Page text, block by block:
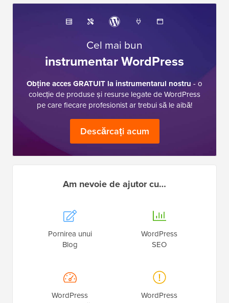
Cel mai bun
instrumentar WordPress
Obține acces GRATUIT la instrumentarul nostru - o
colecție de produse și resurse legate de WordPress
pe care fiecare profesionist ar trebui să le aibă!
Descărcați acum
Am nevoie de ajutor cu…
Pornirea unui
Blog
WordPress
SEO
WordPress
WordPress